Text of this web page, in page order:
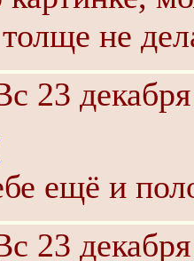
не
23
ещё и
23